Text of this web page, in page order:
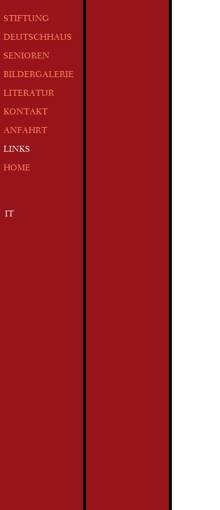
STIFTUNG
DEUTSCHHAUS
SENIOREN
BILDERGALERIE
LITERATUR
KONTAKT
ANFAHRT
LINKS
HOME
IT